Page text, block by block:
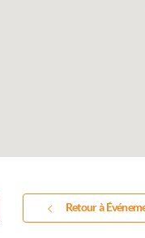
Retour à
sculptures